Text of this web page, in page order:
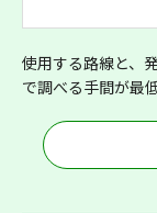
使用する路線と、
で調べる手間が最